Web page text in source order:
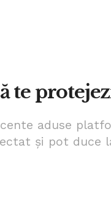
te
aduse
și pot duce